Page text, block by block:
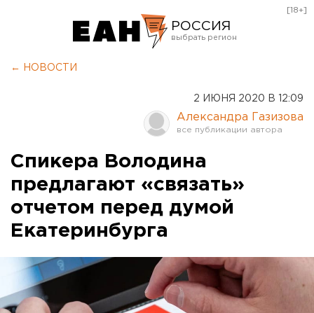
РОССИЯ
Оренбург
[18+]
← НОВОСТИ
2 ИЮНЯ 2020 В 12:09
Александра Газизова
Спикера Володина
предлагают «связать»
отчетом перед думой
Екатеринбурга